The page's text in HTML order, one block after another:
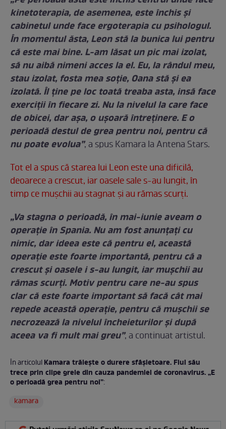
kinetoterapia, de asemenea, este închis și
cabinetul unde face ergoterapia cu psihologul.
În momentul ăsta, Leon stă la bunica lui pentru
că este mai bine. L-am lăsat un pic mai izolat,
să nu aibă nimeni acces la el. Eu, la rândul meu,
stau izolat, fosta mea soție, Oana stă și ea
izolată. Îl ține pe loc toată treaba asta, insă face
exerciții în fiecare zi. Nu la nivelul la care face
de obicei, dar așa, o ușoară întreținere. E o
perioadă destul de grea pentru noi, pentru că
nu poate evolua”, a spus Kamara la Antena Stars.
Tot el a spus că starea lui Leon este una dificilă,
deoarece a crescut, iar oasele sale s-au lungit, în
timp ce mușchii au stagnat și au rămas scurți.
„Va stagna o perioadă, în mai-iunie aveam o
operație în Spania. Nu am fost anunțați cu
nimic, dar ideea este că pentru el, această
operație este foarte importantă, pentru că a
crescut și oasele i s-au lungit, iar mușchii au
rămas scurți. Motiv pentru care ne-au spus
clar că este foarte important să facă cât mai
repede această operație, pentru că mușchii se
necrozează la nivelul încheieturilor și după
aceea va fi mult mai greu”, a continuat artistul.
În articolulKamara trăiește o durere sfâșietoare. Fiul său
trece prin clipe grele din cauza pandemiei de coronavirus. „E
o perioadă grea pentru noi”:
kamara